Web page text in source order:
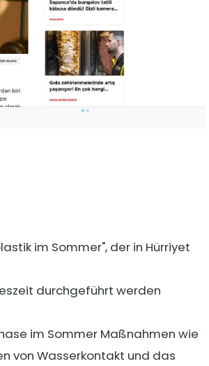
im Sommer", der in Hürriyet
durchgeführt werden
im Sommer Maßnahmen wie
von Wasserkontakt und das